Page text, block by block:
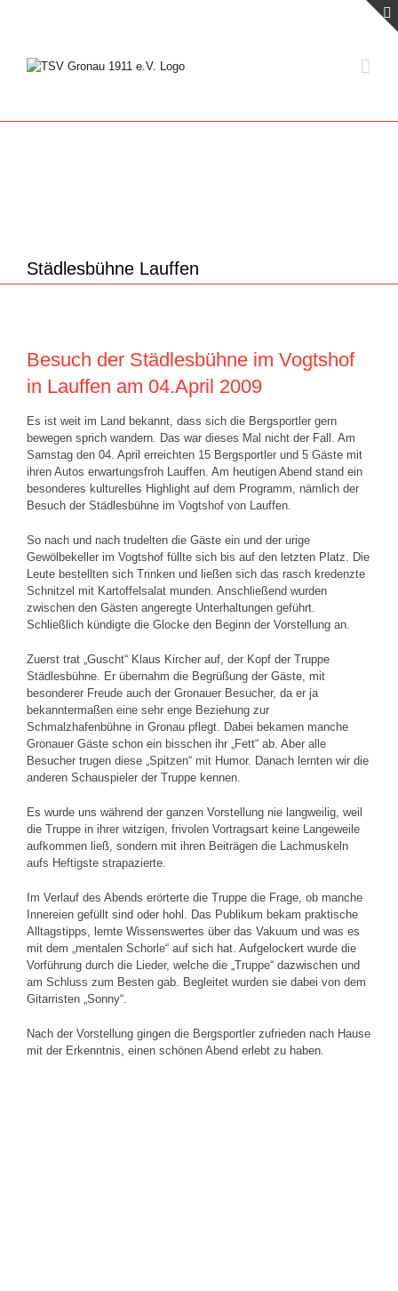
Städlesbühne Lauffen
Besuch der Städlesbühne im Vogtshof
in Lauffen am 04.April 2009
Es ist weit im Land bekannt, dass sich die Bergsportler gern
bewegen sprich wandern. Das war dieses Mal nicht der Fall. Am
Samstag den 04. April erreichten 15 Bergsportler und 5 Gäste mit
ihren Autos erwartungsfroh Lauffen. Am heutigen Abend stand ein
besonderes kulturelles Highlight auf dem Programm, nämlich der
Besuch der Städlesbühne im Vogtshof von Lauffen.
So nach und nach trudelten die Gäste ein und der urige
Gewölbekeller im Vogtshof füllte sich bis auf den letzten Platz. Die
Leute bestellten sich Trinken und ließen sich das rasch kredenzte
Schnitzel mit Kartoffelsalat munden. Anschließend wurden
zwischen den Gästen angeregte Unterhaltungen geführt.
Schließlich kündigte die Glocke den Beginn der Vorstellung an.
Zuerst trat „Guscht“ Klaus Kircher auf, der Kopf der Truppe
Städlesbühne. Er übernahm die Begrüßung der Gäste, mit
besonderer Freude auch der Gronauer Besucher, da er ja
bekanntermaßen eine sehr enge Beziehung zur
Schmalzhafenbühne in Gronau pflegt. Dabei bekamen manche
Gronauer Gäste schon ein bisschen ihr „Fett“ ab. Aber alle
Besucher trugen diese „Spitzen“ mit Humor. Danach lernten wir die
anderen Schauspieler der Truppe kennen.
Es wurde uns während der ganzen Vorstellung nie langweilig, weil
die Truppe in ihrer witzigen, frivolen Vortragsart keine Langeweile
aufkommen ließ, sondern mit ihren Beiträgen die Lachmuskeln
aufs Heftigste strapazierte.
Im Verlauf des Abends erörterte die Truppe die Frage, ob manche
Innereien gefüllt sind oder hohl. Das Publikum bekam praktische
Alltagstipps, lernte Wissenswertes über das Vakuum und was es
mit dem „mentalen Schorle“ auf sich hat. Aufgelockert wurde die
Vorführung durch die Lieder, welche die „Truppe“ dazwischen und
am Schluss zum Besten gab. Begleitet wurden sie dabei von dem
Gitarristen „Sonny“.
Nach der Vorstellung gingen die Bergsportler zufrieden nach Hause
mit der Erkenntnis, einen schönen Abend erlebt zu haben.